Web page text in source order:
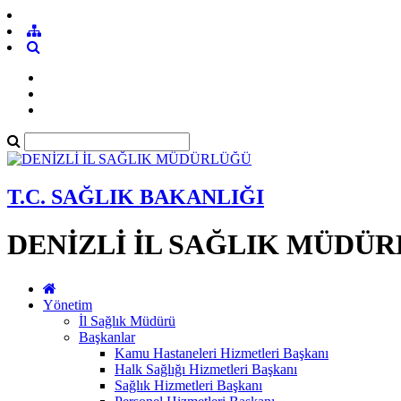
T.C. SAĞLIK BAKANLIĞI
DENİZLİ İL SAĞLIK
Yönetim
İl Sağlık Müdürü
Başkanlar
Kamu Hastaneleri Hizmetleri Başkanı
Halk Sağlığı Hizmetleri Başkanı
Sağlık Hizmetleri Başkanı